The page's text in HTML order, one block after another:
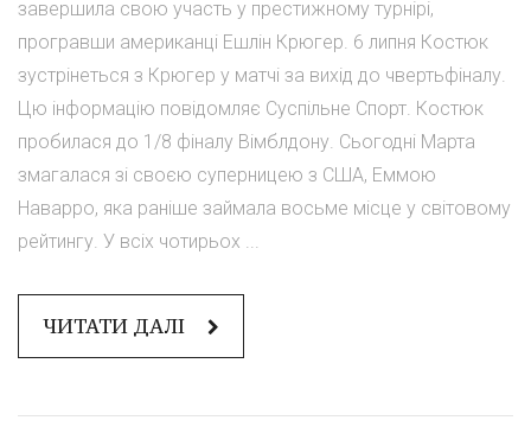
завершила свою участь у престижному турнірі,
програвши американці Ешлін Крюгер. 6 липня Костюк
зустрінеться з Крюгер у матчі за вихід до чвертьфіналу.
Цю інформацію повідомляє Суспільне Спорт. Костюк
пробилася до 1/8 фіналу Вімблдону. Сьогодні Марта
змагалася зі своєю суперницею з США, Еммою
Наварро, яка раніше займала восьме місце у світовому
рейтингу. У всіх чотирьох ...
ЧИТАТИ ДАЛІ